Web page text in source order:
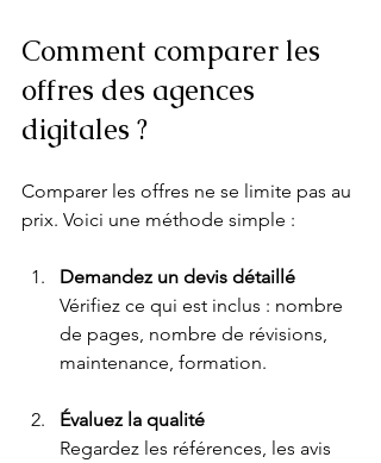
Comment comparer les
offres des agences
digitales ?
Comparer les offres ne se limite pas au
prix. Voici une méthode simple :
Demandez un devis détaillé
Vérifiez ce qui est inclus : nombre
de pages, nombre de révisions,
maintenance, formation.
Évaluez la qualité
Regardez les références, les avis